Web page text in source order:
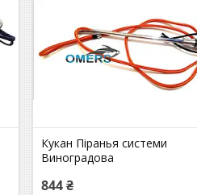
Кукан Піранья системи
Виноградова
844 ₴